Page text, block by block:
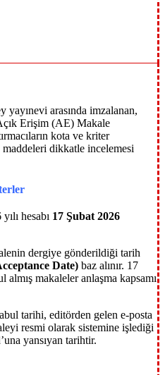
arasında imzalanan,
Erişim (AE) Makale
kota ve kriter
dikkatle incelemesi
hesabı 17 Şubat 2026
dergiye gönderildiği tarih
Date) baz alınır. 17
almış makaleler anlaşma kapsamı
tarihi, editörden gelen e-posta
resmi olarak sistemine işlediği
yansıyan tarihtir.